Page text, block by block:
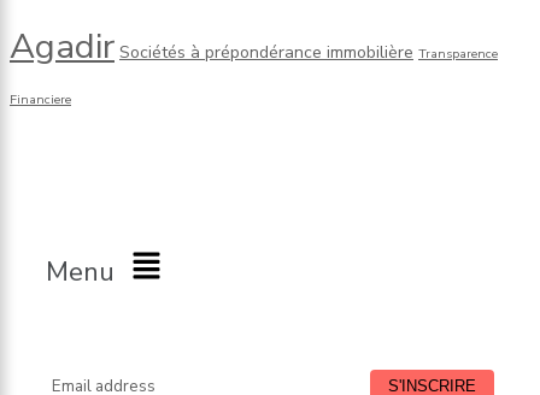
Agadir Sociétés à prépondérance immobilière Transparence
Financiere
Menu